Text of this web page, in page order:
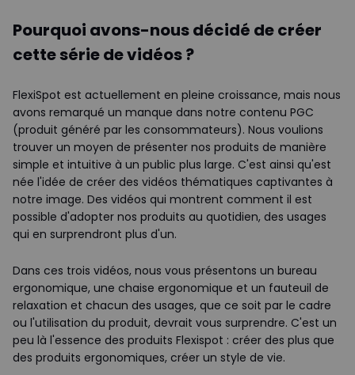
Pourquoi avons-nous décidé de créer
cette série de vidéos ?
FlexiSpot est actuellement en pleine croissance, mais nous
avons remarqué un manque dans notre contenu PGC
(produit généré par les consommateurs). Nous voulions
trouver un moyen de présenter nos produits de manière
simple et intuitive à un public plus large. C'est ainsi qu'est
née l'idée de créer des vidéos thématiques captivantes à
notre image. Des vidéos qui montrent comment il est
possible d'adopter nos produits au quotidien, des usages
qui en surprendront plus d'un.
Dans ces trois vidéos, nous vous présentons un bureau
ergonomique, une chaise ergonomique et un fauteuil de
relaxation et chacun des usages, que ce soit par le cadre
ou l'utilisation du produit, devrait vous surprendre. C'est un
peu là l'essence des produits Flexispot : créer des plus que
des produits ergonomiques, créer un style de vie.